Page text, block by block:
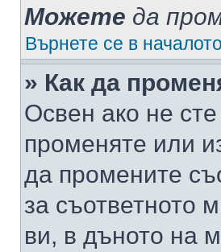
Можете да
Върнете се в началото
» Как да
Освен ако не
променяте или
да промените
за съответното
ви, в дъното на